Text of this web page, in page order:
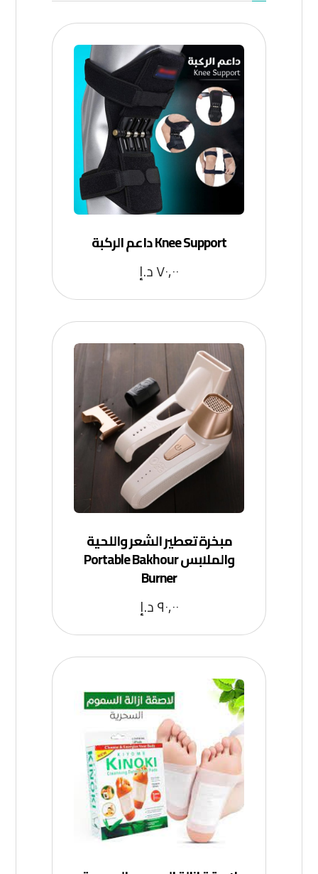
Knee Support داعم الركبة
٧٠,٠٠د.إ
مبخرة تعطير الشعر واللحية
والملابس Portable Bakhour
Burner
٩٠,٠٠د.إ